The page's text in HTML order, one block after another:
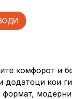
комфорот и
додатоци кои
формат,